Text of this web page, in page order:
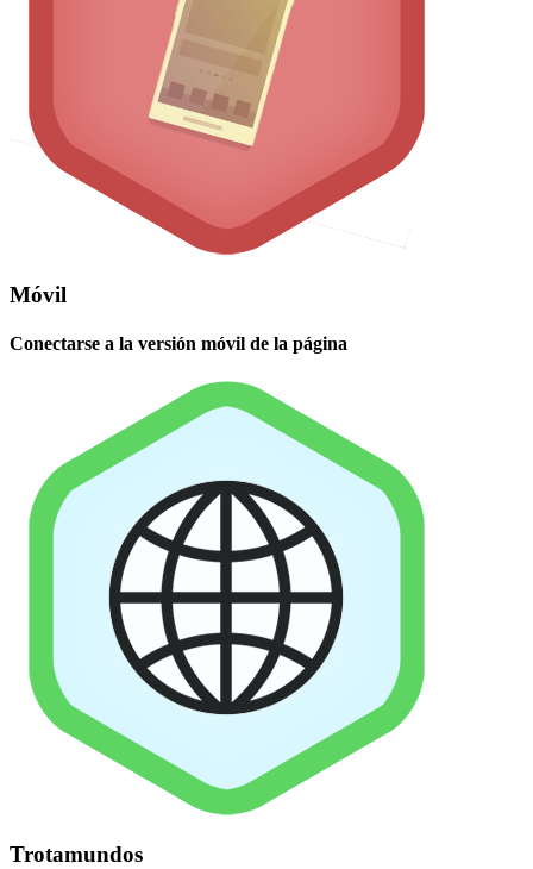
Móvil
Conectarse a la versión móvil de la página
Trotamundos